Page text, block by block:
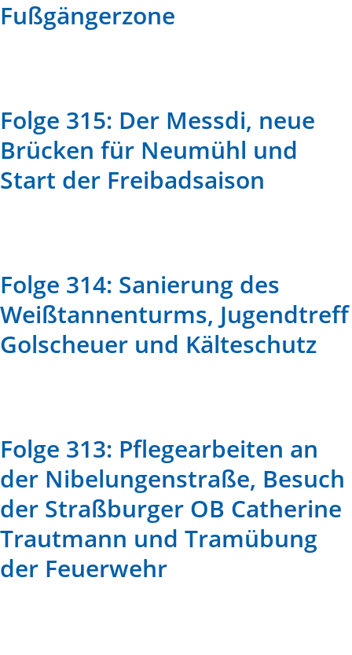
Fußgängerzone
Folge 315: Der Messdi, neue
Brücken für Neumühl und
Start der Freibadsaison
Folge 314: Sanierung des
Weißtannenturms, Jugendtreff
Golscheuer und Kälteschutz
Folge 313: Pflegearbeiten an
der Nibelungenstraße, Besuch
der Straßburger OB Catherine
Trautmann und Tramübung
der Feuerwehr